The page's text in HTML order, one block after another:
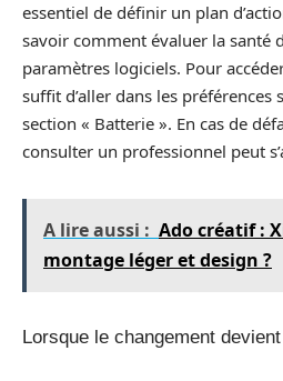
essentiel de définir un plan
savoir comment évaluer la santé
paramètres logiciels. Pour
suffit d’aller dans les préférences
section « Batterie ». En cas de
consulter un professionnel peut
A lire aussi : Ado créatif :
montage léger et design ?
Lorsque le changement